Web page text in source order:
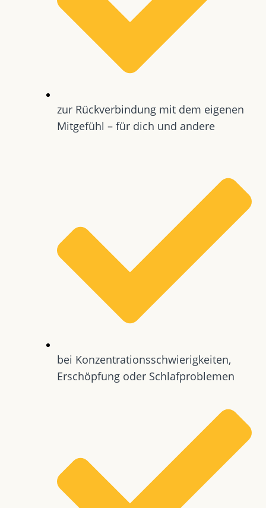
zur Rückverbindung mit dem eigenen
Mitgefühl – für dich und andere
bei Konzentrationsschwierigkeiten,
Erschöpfung oder Schlafproblemen